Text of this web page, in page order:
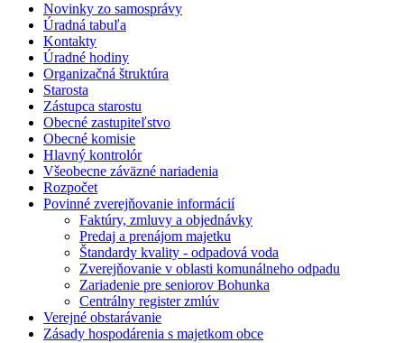
Novinky zo samosprávy
Úradná tabuľa
Kontakty
Úradné hodiny
Organizačná štruktúra
Starosta
Zástupca starostu
Obecné zastupiteľstvo
Obecné komisie
Hlavný kontrolór
Všeobecne záväzné nariadenia
Rozpočet
Povinné zverejňovanie informácií
Faktúry, zmluvy a objednávky
Predaj a prenájom majetku
Štandardy kvality - odpadová voda
Zverejňovanie v oblasti komunálneho odpadu
Zariadenie pre seniorov Bohunka
Centrálny register zmlúv
Verejné obstarávanie
Zásady hospodárenia s majetkom obce